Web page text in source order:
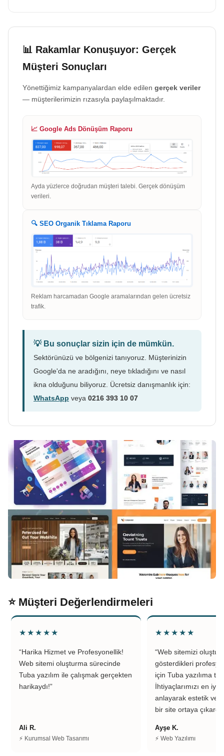
📊 Rakamlar Konuşuyor: Gerçek
Müşteri Sonuçları
Yönettiğimiz kampanyalardan elde edilen gerçek veriler
— müşterilerimizin rızasıyla paylaşılmaktadır.
📈 Google Ads Dönüşüm Raporu
Ayda yüzlerce doğrudan müşteri talebi. Gerçek dönüşüm
verileri.
🔍 SEO Organik Tıklama Raporu
Reklam harcamadan Google aramalarından gelen ücretsiz
trafik.
💡 Bu sonuçlar sizin için de mümkün.
Sektörünüzü ve bölgenizi tanıyoruz. Müşterinizin
Google'da ne aradığını, neye tıkladığını ve nasıl
ikna olduğunu biliyoruz. Ücretsiz danışmanlık için:
WhatsApp veya 0216 393 10 07
⭐ Müşteri Değerlendirmeleri
★★★★★
“Harika Hizmet ve Profesyonellik!
Web sitemi oluşturma sürecinde
Tuba yazılım ile çalışmak gerçekten
harikaydı!”
Ali R.
⚡ Kurumsal Web Tasarımı
★★★★★
“Web sitemizi
gösterdikleri
için Tuba yazılıma
İhtiyaçlarımızı en iyi
anlayarak estetik ve
bir site ortaya
Ayşe K.
⚡ Web Yazılımı